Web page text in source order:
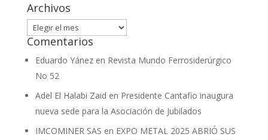
Archivos
Archivos
Comentarios
Eduardo Yánezen Revista Mundo Ferrosiderúrgico
No 52
Adel El Halabi Zaid en Presidente Cantafio inaugura
nueva sede para la Asociación de Jubilados
IMCOMINER SAS en EXPO METAL 2025 ABRIÓ SUS